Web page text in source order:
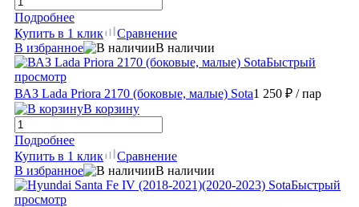
Подробнее
Купить в 1 клик
Сравнение
В избранное
В наличии
Быстрый
просмотр
ВАЗ Lada Priora 2170 (боковые, малые) Sota1 250 ₽ / пар
В корзину
Подробнее
Купить в 1 клик
Сравнение
В избранное
В наличии
Быстрый
просмотр